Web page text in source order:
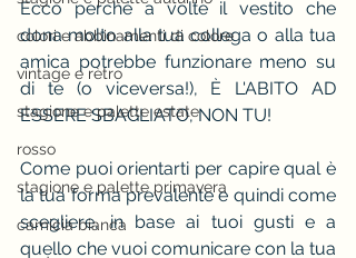
colori e abbinamenti di colore
vintage e rètro
stagione e palette estate
rosso
stagione e palette primavera
camicia bianca
Ecco perché a volte il vestito che
dona molto alla tua collega o alla tua
amica potrebbe funzionare meno su
di te (o viceversa!), È L'ABITO AD
ESSERE SBAGLIATO, NON TU!
Come puoi orientarti per capire qual è
la tua forma prevalente e quindi come
scegliere, in base ai tuoi gusti e a
quello che vuoi comunicare con la tua